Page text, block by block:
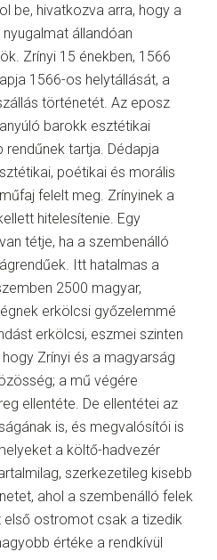
be, hivatkozva arra, hogy a
állandóan
Zrínyi 15 énekben, 1566
1566-os helytállását, a
történetét. Az eposz
barokk esztétikai
tartja. Dédapja
poétikai és morális
felelt meg. Zrínyinek a
hitelesítenie. Egy
tétje, ha a szembenálló
Itt hatalmas a
2500 magyar,
erkölcsi győzelemmé
erkölcsi, eszmei szinten
Zrínyi és a magyarság
a mű végére
ellentéte. De ellentétei az
is, és megvalósítói is
a költő-hadvezér
szerkezetileg kisebb
ahol a szembenálló felek
ostromot csak a tizedik
értéke a rendkívül